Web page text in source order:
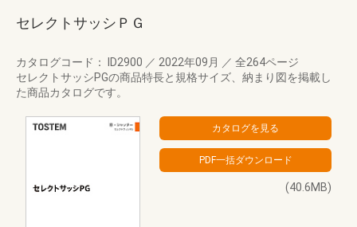
セレクトサッシＰＧ
カタログコード： ID2900 ／ 2022年09月 ／ 全264ページ
セレクトサッシPGの商品特長と規格サイズ、納まり図を掲載し
た商品カタログです。
(40.6MB)